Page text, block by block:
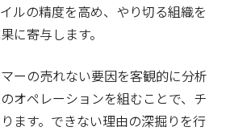
ルの精度を高め、やり切る組織を
に寄与します。
ーの売れない要因を客観的に分析
オペレーションを組むことで、チ
ます。できない理由の深掘りを行